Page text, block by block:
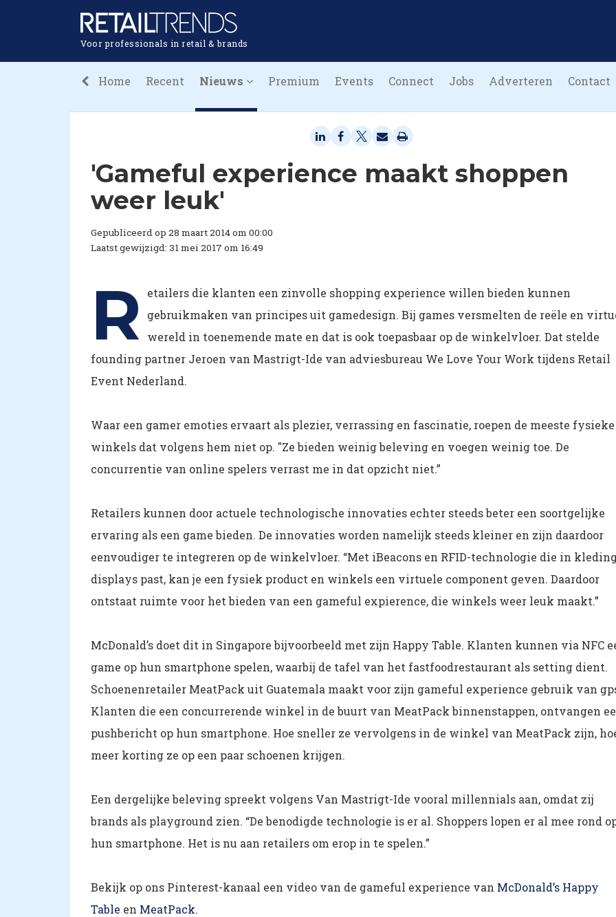
Voor professionals in retail & brands
Home Recent Nieuws Premium Events Connect Jobs Adverteren Contact
'Gameful experience maakt shoppen
weer leuk'
Gepubliceerd op 28 maart 2014 om 00:00
Laatst gewijzigd: 31 mei 2017 om 16:49
R
etailers die klanten een zinvolle shopping experience willen bieden kunnen
gebruikmaken van principes uit gamedesign. Bij games versmelten de reële en
wereld in toenemende mate en dat is ook toepasbaar op de winkelvloer. Dat stelde
founding partner Jeroen van Mastrigt-Ide van adviesbureau We Love Your Work tijdens Retail
Event Nederland.
Waar een gamer emoties ervaart als plezier, verrassing en fascinatie, roepen de meeste fysieke
winkels dat volgens hem niet op. "Ze bieden weinig beleving en voegen weinig toe. De
concurrentie van online spelers verrast me in dat opzicht niet.”
Retailers kunnen door actuele technologische innovaties echter steeds beter een soortgelijke
ervaring als een game bieden. De innovaties worden namelijk steeds kleiner en zijn daardoor
eenvoudiger te integreren op de winkelvloer. “Met iBeacons en RFID-technologie die in
displays past, kan je een fysiek product en winkels een virtuele component geven. Daardoor
ontstaat ruimte voor het bieden van een gameful expierence, die winkels weer leuk maakt.”
McDonald’s doet dit in Singapore bijvoorbeeld met zijn Happy Table. Klanten kunnen via NFC
game op hun smartphone spelen, waarbij de tafel van het fastfoodrestaurant als setting dient.
Schoenenretailer MeatPack uit Guatemala maakt voor zijn gameful experience gebruik van
Klanten die een concurrerende winkel in de buurt van MeatPack binnenstappen, ontvangen
pushbericht op hun smartphone. Hoe sneller ze vervolgens in de winkel van MeatPack zijn,
meer korting ze op een paar schoenen krijgen.
Een dergelijke beleving spreekt volgens Van Mastrigt-Ide vooral millennials aan, omdat zij
brands als playground zien. “De benodigde technologie is er al. Shoppers lopen er al mee rond
hun smartphone. Het is nu aan retailers om erop in te spelen.”
Bekijk op ons Pinterest-kanaal een video van de gameful experience van McDonald’s Happy
Table en MeatPack.